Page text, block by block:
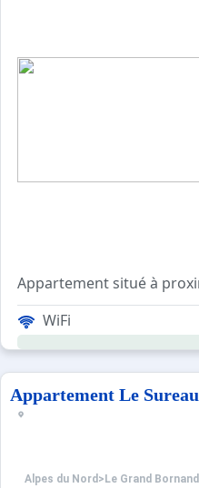
Appartement situé à
Ce logement de 50m²
WiFi
Appartement Le Sureau
Alpes du Nord > Le Grand Bornand